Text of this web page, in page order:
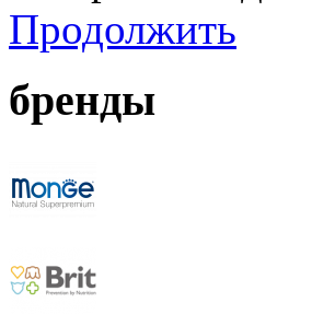
Продолжить
бренды